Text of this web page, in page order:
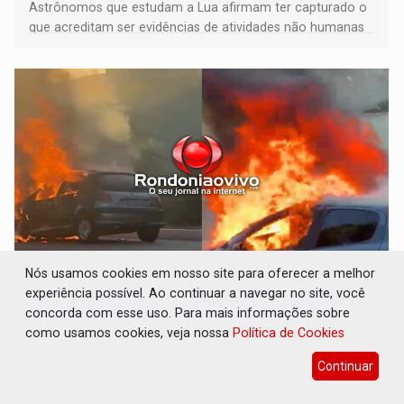
Astrônomos que estudam a Lua afirmam ter capturado o
que acreditam ser evidências de atividades não humanas
órbita
ACABOU COM PEUGEOT: Incêndio destrói
carro que era rebocado para oficina no
Centro de Porto Velho
Nós usamos cookies em nosso site para oferecer a melhor
experiência possível. Ao continuar a navegar no site, você
concorda com esse uso. Para mais informações sobre
como usamos cookies, veja nossa Política de Cookies
Continuar